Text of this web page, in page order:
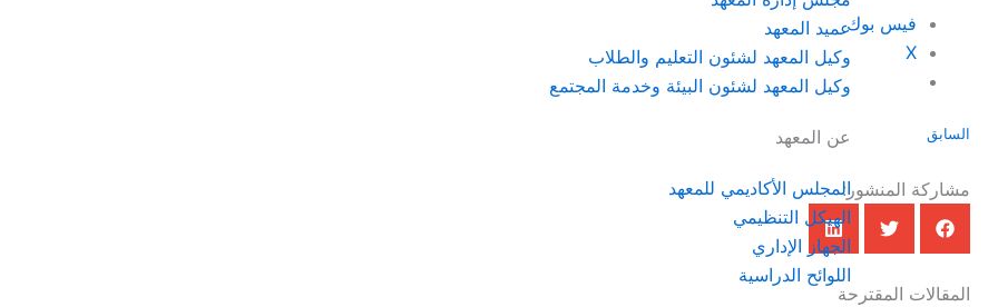
عميد المعهد
وكيل المعهد لشئون التعليم والطلاب
وكيل المعهد لشئون البيئة وخدمة المجتمع
عن المعهد
المجلس الأكاديمي للمعهد
الهيكل التنظيمي
الجهاز الإداري
اللوائح الدراسية
فيس بوك
X
السابق
مشاركة المنشور:
المقالات المقترحة